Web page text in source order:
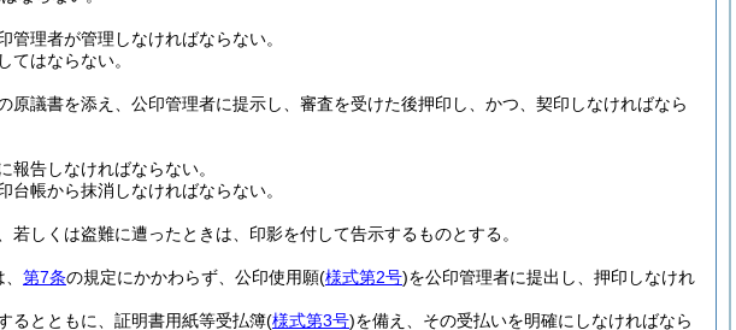
理者が管理しなければならない。
はならない。
議書を添え、公印管理者に提示し、審査を受けた後押印し、かつ、契印しなければなら
告しなければならない。
帳から抹消しなければならない。
しくは盗難に遭ったときは、印影を付して告示するものとする。
第7条の規定にかかわらず、公印使用願(様式第2号)を公印管理者に提出し、押印しなけれ
るとともに、証明書用紙等受払簿(様式第3号)を備え、その受払いを明確にしなければなら